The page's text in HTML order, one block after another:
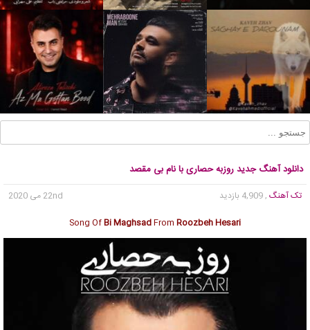
دانلود آهنگ جدید روزبه حصاری با نام بی مقصد
تک آهنگ , 4,909 بازدید
22nd می 2020
Song OfBi MaghsadFrom Roozbeh Hesari